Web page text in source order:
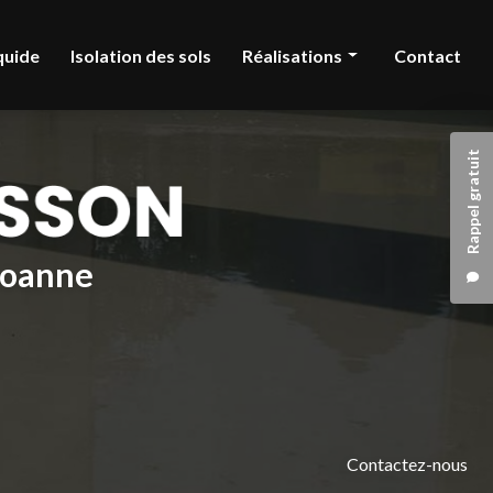
Rappel gratuit
Isolation des sols Réalisations Contact
Contactez-nous